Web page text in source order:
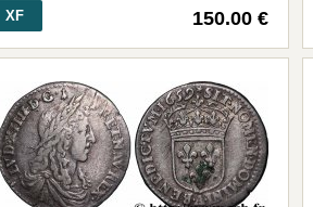
XF 150.00 €